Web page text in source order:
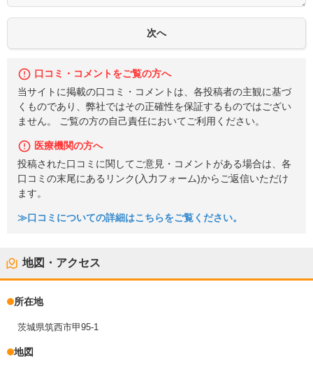
口コミ・コメントをご覧の方へ
当サイトに掲載の口コミ・コメントは、各投稿者の主観に基づ
くものであり、弊社ではその正確性を保証するものではござい
ません。 ご覧の方の自己責任においてご利用ください。
医療機関の方へ
投稿された口コミに関してご意見・コメントがある場合は、各
口コミの末尾にあるリンク(入力フォーム)からご返信いただけ
ます。
≫口コミについての詳細はこちらをご覧ください。
地図・アクセス
所在地
茨城県筑西市甲95-1
地図